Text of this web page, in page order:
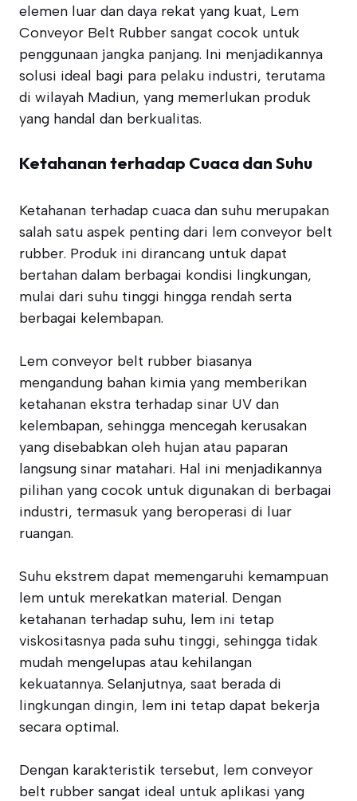
elemen luar dan daya rekat yang kuat, Lem
Conveyor Belt Rubber sangat cocok untuk
penggunaan jangka panjang. Ini menjadikannya
solusi ideal bagi para pelaku industri, terutama
di wilayah Madiun, yang memerlukan produk
yang handal dan berkualitas.
Ketahanan terhadap Cuaca dan Suhu
Ketahanan terhadap cuaca dan suhu merupakan
salah satu aspek penting dari lem conveyor belt
rubber. Produk ini dirancang untuk dapat
bertahan dalam berbagai kondisi lingkungan,
mulai dari suhu tinggi hingga rendah serta
berbagai kelembapan.
Lem conveyor belt rubber biasanya
mengandung bahan kimia yang memberikan
ketahanan ekstra terhadap sinar UV dan
kelembapan, sehingga mencegah kerusakan
yang disebabkan oleh hujan atau paparan
langsung sinar matahari. Hal ini menjadikannya
pilihan yang cocok untuk digunakan di berbagai
industri, termasuk yang beroperasi di luar
ruangan.
Suhu ekstrem dapat memengaruhi kemampuan
lem untuk merekatkan material. Dengan
ketahanan terhadap suhu, lem ini tetap
viskositasnya pada suhu tinggi, sehingga tidak
mudah mengelupas atau kehilangan
kekuatannya. Selanjutnya, saat berada di
lingkungan dingin, lem ini tetap dapat bekerja
secara optimal.
Dengan karakteristik tersebut, lem conveyor
belt rubber sangat ideal untuk aplikasi yang